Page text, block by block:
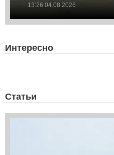
13:26 04.08.2026
Интересно
Статьи